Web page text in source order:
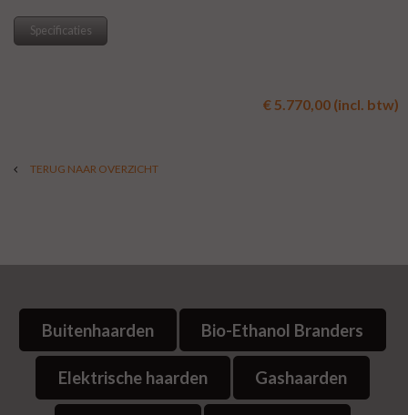
Specificaties
€ 5.770,00 (incl. btw)
TERUG NAAR OVERZICHT
Buitenhaarden Bio-Ethanol Branders
Elektrische haarden Gashaarden